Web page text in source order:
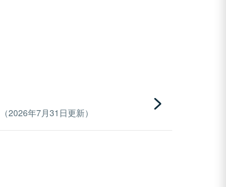
2026年7月31日更新）